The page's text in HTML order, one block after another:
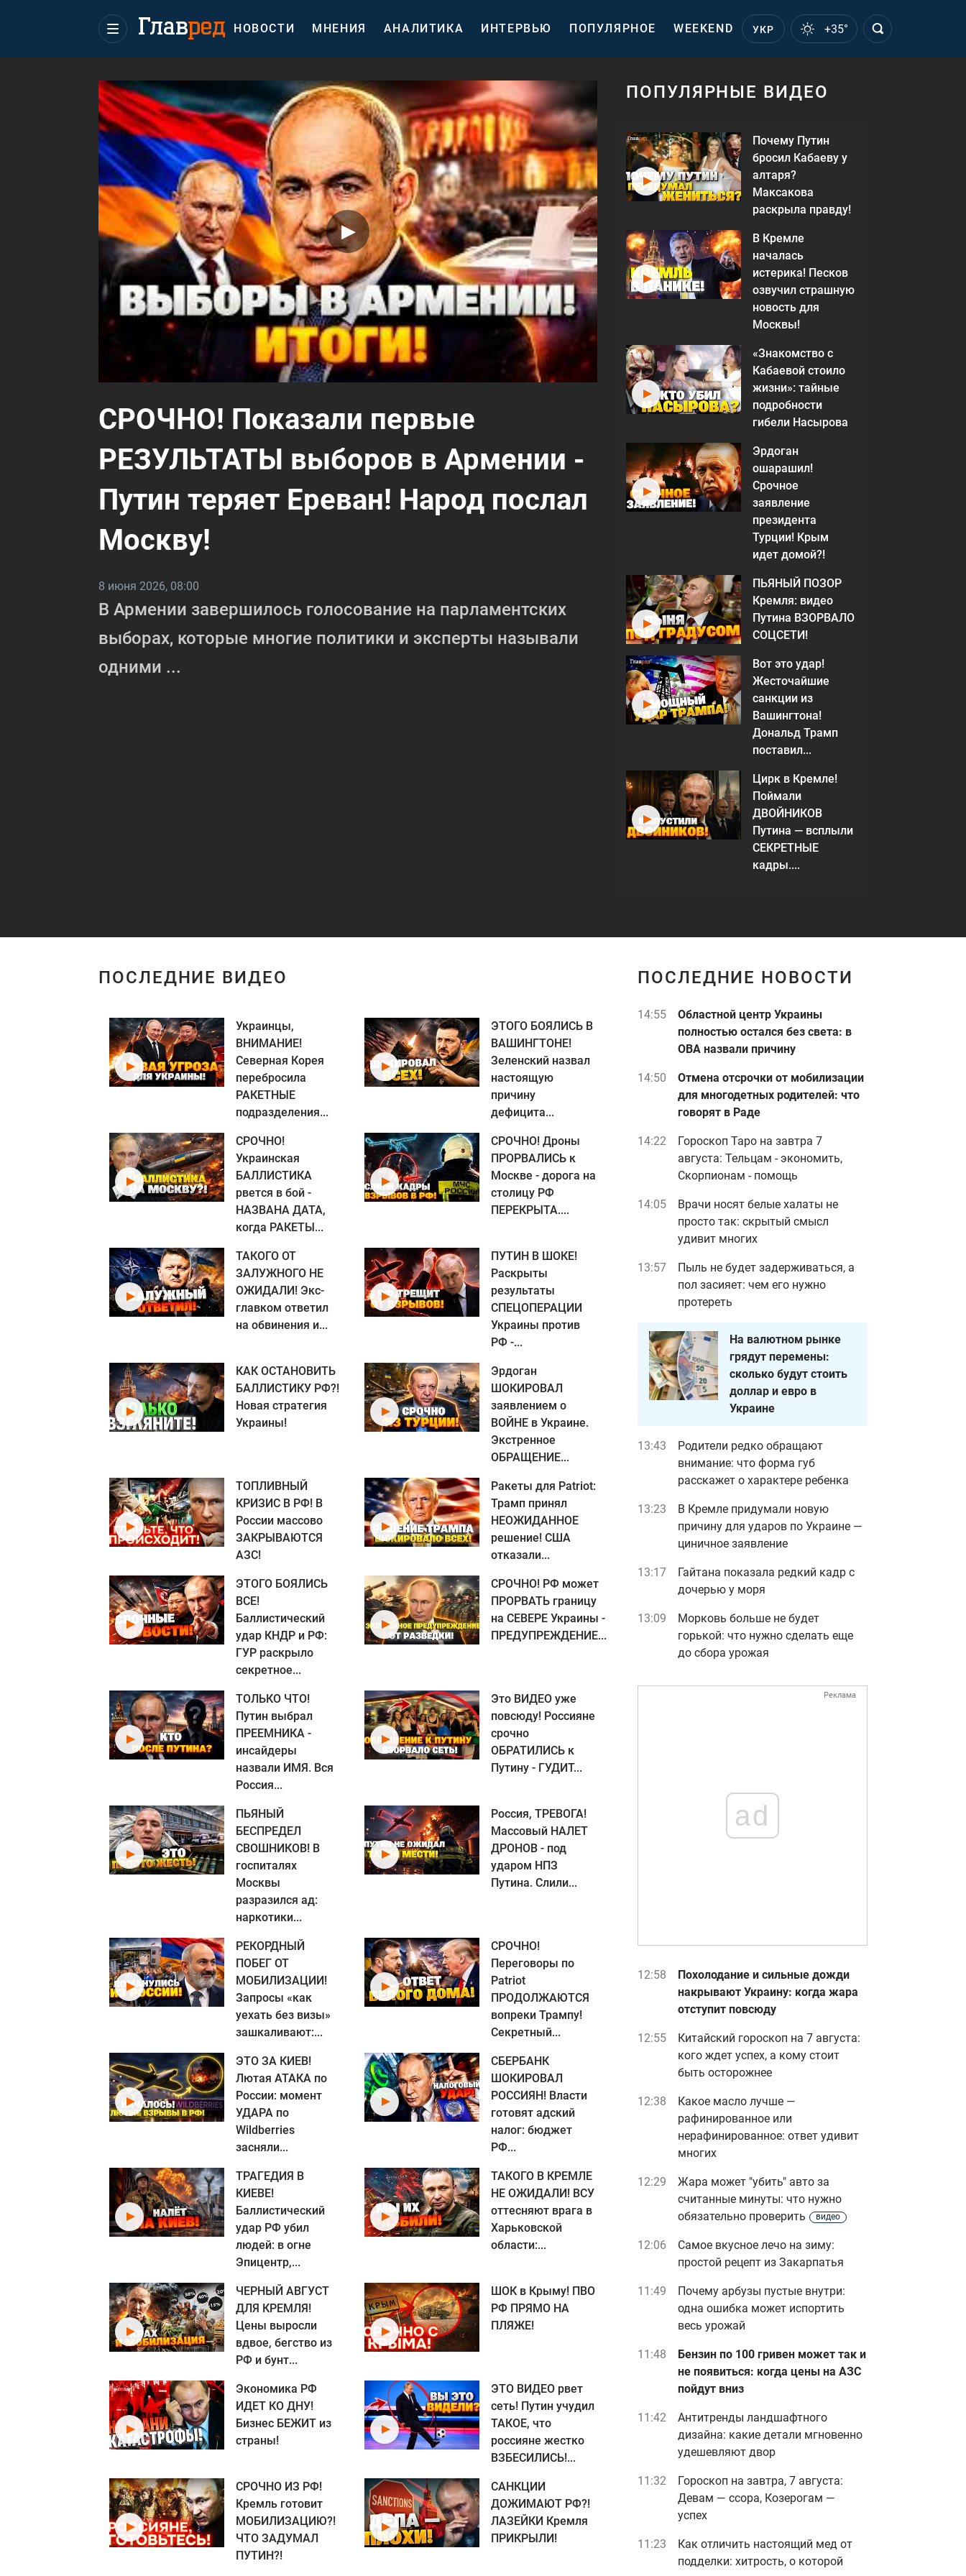
НОВОСТИ МНЕНИЯ АНАЛИТИКА ИНТЕРВЬЮ ПОПУЛЯРНОЕ WEEKEND УКР +35°
СРОЧНО! Показали первые
РЕЗУЛЬТАТЫ выборов в Армении -
Путин теряет Ереван! Народ послал
Москву!
8 июня 2026, 08:00
В Армении завершилось голосование на парламентских
выборах, которые многие политики и эксперты называли
одними ...
ПОПУЛЯРНЫЕ ВИДЕО
Почему Путин
бросил Кабаеву у
алтаря?
Максакова
раскрыла правду!
В Кремле
началась
истерика! Песков
озвучил страшную
новость для
Москвы!
«Знакомство с
Кабаевой стоило
жизни»: тайные
подробности
гибели Насырова
Эрдоган
ошарашил!
Срочное
заявление
президента
Турции! Крым
идет домой?!
ПЬЯНЫЙ ПОЗОР
Кремля: видео
Путина ВЗОРВАЛО
СОЦСЕТИ!
Вот это удар!
Жесточайшие
санкции из
Вашингтона!
Дональд Трамп
поставил...
Цирк в Кремле!
Поймали
ДВОЙНИКОВ
Путина — всплыли
СЕКРЕТНЫЕ
кадры....
ПОСЛЕДНИЕ ВИДЕО
Украинцы,
ВНИМАНИЕ!
Северная Корея
перебросила
РАКЕТНЫЕ
подразделения...
ЭТОГО БОЯЛИСЬ В
ВАШИНГТОНЕ!
Зеленский назвал
настоящую
причину
дефицита...
СРОЧНО!
Украинская
БАЛЛИСТИКА
рвется в бой -
НАЗВАНА ДАТА,
когда РАКЕТЫ...
СРОЧНО! Дроны
ПРОРВАЛИСЬ к
Москве - дорога на
столицу РФ
ПЕРЕКРЫТА....
ТАКОГО ОТ
ЗАЛУЖНОГО НЕ
ОЖИДАЛИ! Экс-
главком ответил
на обвинения и...
ПУТИН В ШОКЕ!
Раскрыты
результаты
СПЕЦОПЕРАЦИИ
Украины против
РФ -...
КАК ОСТАНОВИТЬ
БАЛЛИСТИКУ РФ?!
Новая стратегия
Украины!
Эрдоган
ШОКИРОВАЛ
заявлением о
ВОЙНЕ в Украине.
Экстренное
ОБРАЩЕНИЕ...
ТОПЛИВНЫЙ
КРИЗИС В РФ! В
России массово
ЗАКРЫВАЮТСЯ
АЗС!
Ракеты для Patriot:
Трамп принял
НЕОЖИДАННОЕ
решение! США
отказали...
ЭТОГО БОЯЛИСЬ
ВСЕ!
Баллистический
удар КНДР и РФ:
ГУР раскрыло
секретное...
СРОЧНО! РФ может
ПРОРВАТЬ границу
на СЕВЕРЕ Украины -
ПРЕДУПРЕЖДЕНИЕ...
ТОЛЬКО ЧТО!
Путин выбрал
ПРЕЕМНИКА -
инсайдеры
назвали ИМЯ. Вся
Россия...
Это ВИДЕО уже
повсюду! Россияне
срочно
ОБРАТИЛИСЬ к
Путину - ГУДИТ...
ПЬЯНЫЙ
БЕСПРЕДЕЛ
СВОШНИКОВ! В
госпиталях
Москвы
разразился ад:
наркотики...
Россия, ТРЕВОГА!
Массовый НАЛЕТ
ДРОНОВ - под
ударом НПЗ
Путина. Слили...
РЕКОРДНЫЙ
ПОБЕГ ОТ
МОБИЛИЗАЦИИ!
Запросы «как
уехать без визы»
зашкаливают:...
СРОЧНО!
Переговоры по
Patriot
ПРОДОЛЖАЮТСЯ
вопреки Трампу!
Секретный...
ЭТО ЗА КИЕВ!
Лютая АТАКА по
России: момент
УДАРА по
Wildberries
засняли...
СБЕРБАНК
ШОКИРОВАЛ
РОССИЯН! Власти
готовят адский
налог: бюджет
РФ...
ТРАГЕДИЯ В
КИЕВЕ!
Баллистический
удар РФ убил
людей: в огне
Эпицентр,...
ТАКОГО В КРЕМЛЕ
НЕ ОЖИДАЛИ! ВСУ
оттесняют врага в
Харьковской
области:...
ЧЕРНЫЙ АВГУСТ
ДЛЯ КРЕМЛЯ!
Цены выросли
вдвое, бегство из
РФ и бунт...
ШОК в Крыму! ПВО
РФ ПРЯМО НА
ПЛЯЖЕ!
Экономика РФ
ИДЕТ КО ДНУ!
Бизнес БЕЖИТ из
страны!
ЭТО ВИДЕО рвет
сеть! Путин учудил
ТАКОЕ, что
россияне жестко
ВЗБЕСИЛИСЬ!...
СРОЧНО ИЗ РФ!
Кремль готовит
МОБИЛИЗАЦИЮ?!
ЧТО ЗАДУМАЛ
ПУТИН?!
САНКЦИИ
ДОЖИМАЮТ РФ?!
ЛАЗЕЙКИ Кремля
ПРИКРЫЛИ!
ПОСЛЕДНИЕ НОВОСТИ
14:55
Областной центр Украины
полностью остался без света: в
ОВА назвали причину
14:50
Отмена отсрочки от мобилизации
для многодетных родителей: что
говорят в Раде
14:22
Гороскоп Таро на завтра 7
августа: Тельцам - экономить,
Скорпионам - помощь
14:05
Врачи носят белые халаты не
просто так: скрытый смысл
удивит многих
13:57
Пыль не будет задерживаться, а
пол засияет: чем его нужно
протереть
На валютном рынке
грядут перемены:
сколько будут стоить
доллар и евро в
Украине
13:43
Родители редко обращают
внимание: что форма губ
расскажет о характере ребенка
13:23
В Кремле придумали новую
причину для ударов по Украине —
циничное заявление
13:17
Гайтана показала редкий кадр с
дочерью у моря
13:09
Морковь больше не будет
горькой: что нужно сделать еще
до сбора урожая
Реклама
ad
12:58
Похолодание и сильные дожди
накрывают Украину: когда жара
отступит повсюду
12:55
Китайский гороскоп на 7 августа:
кого ждет успех, а кому стоит
быть осторожнее
12:38
Какое масло лучше —
рафинированное или
нерафинированное: ответ удивит
многих
12:29
Жара может "убить" авто за
считанные минуты: что нужно
обязательно проверить
видео
12:06
Самое вкусное лечо на зиму:
простой рецепт из Закарпатья
11:49
Почему арбузы пустые внутри:
одна ошибка может испортить
весь урожай
11:48
Бензин по 100 гривен может так и
не появиться: когда цены на АЗС
пойдут вниз
11:42
Антитренды ландшафтного
дизайна: какие детали мгновенно
удешевляют двор
11:32
Гороскоп на завтра, 7 августа:
Девам — ссора, Козерогам —
успех
11:23
Как отличить настоящий мед от
подделки: хитрость, о которой